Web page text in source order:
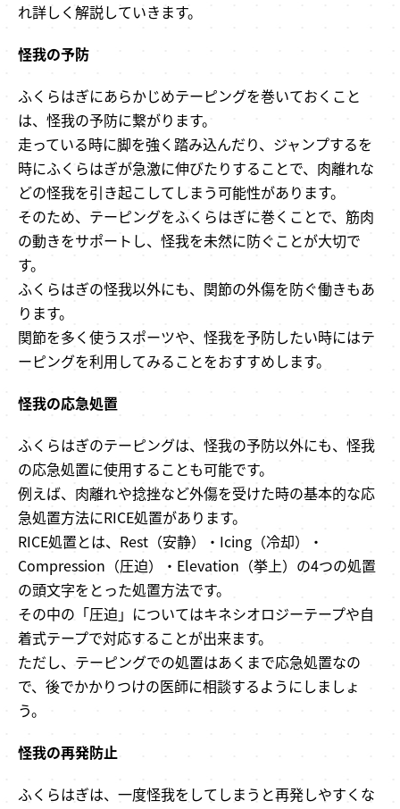
れ詳しく解説していきます。
怪我の予防
ふくらはぎにあらかじめテーピングを巻いておくこと
は、怪我の予防に繋がります。
走っている時に脚を強く踏み込んだり、ジャンプするを
時にふくらはぎが急激に伸びたりすることで、肉離れな
どの怪我を引き起こしてしまう可能性があります。
そのため、テーピングをふくらはぎに巻くことで、筋肉
の動きをサポートし、怪我を未然に防ぐことが大切で
す。
ふくらはぎの怪我以外にも、関節の外傷を防ぐ働きもあ
ります。
関節を多く使うスポーツや、怪我を予防したい時にはテ
ーピングを利用してみることをおすすめします。
怪我の応急処置
ふくらはぎのテーピングは、怪我の予防以外にも、怪我
の応急処置に使用することも可能です。
例えば、肉離れや捻挫など外傷を受けた時の基本的な応
急処置方法にRICE処置があります。
RICE処置とは、Rest（安静）・Icing（冷却）・
Compression（圧迫）・Elevation（挙上）の4つの処置
の頭文字をとった処置方法です。
その中の「圧迫」についてはキネシオロジーテープや自
着式テープで対応することが出来ます。
ただし、テーピングでの処置はあくまで応急処置なの
で、後でかかりつけの医師に相談するようにしましょ
う。
怪我の再発防止
ふくらはぎは、一度怪我をしてしまうと再発しやすくな